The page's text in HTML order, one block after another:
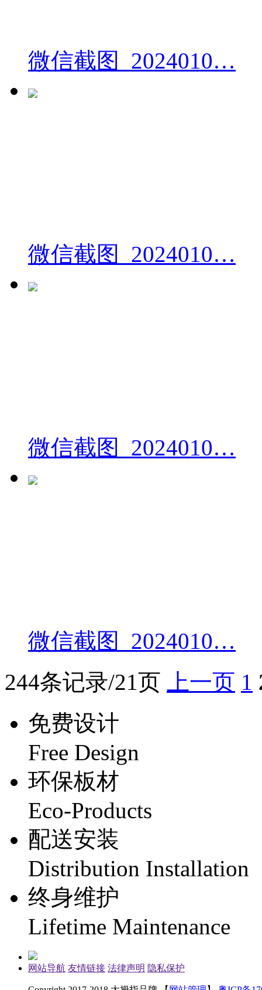
微信截图_2024010…
微信截图_2024010…
微信截图_2024010…
微信截图_2024010…
244条记录/21页
上一页 1
免费设计
Free Design
环保板材
Eco-Products
配送安装
Distribution Installation
终身维护
Lifetime Maintenance
网站导航 友情链接 法律声明 隐私保护